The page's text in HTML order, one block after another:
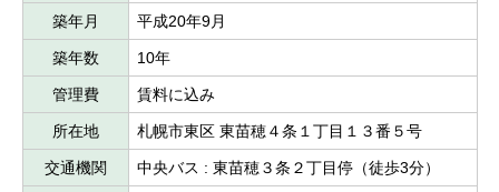
築年月 平成20年9月
築年数 10年
管理費 賃料に込み
所在地 札幌市東区 東苗穂４条１丁目１３番５号
交通機関 中央バス : 東苗穂３条２丁目停（徒歩3分）